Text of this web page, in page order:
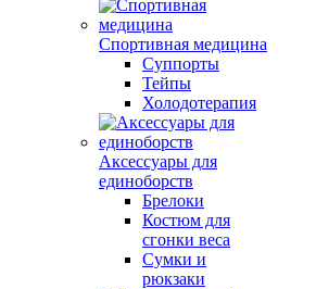
Спортивная медицина
Суппорты
Тейпы
Холодотерапия
Аксессуары для
единоборств
Брелоки
Костюм для
сгонки веса
Сумки и
рюкзаки